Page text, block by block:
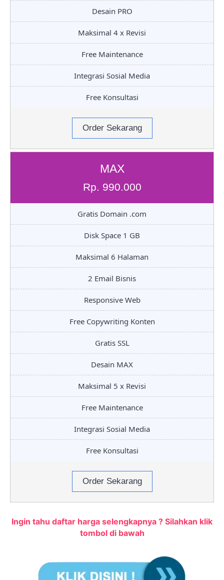
Desain PRO
Maksimal 4 x Revisi
Free Maintenance
Integrasi Sosial Media
Free Konsultasi
Order Sekarang
MAX
Rp. 990.000
Gratis Domain .com
Disk Space 1 GB
Maksimal 6 Halaman
2 Email Bisnis
Responsive Web
Free Copywriting Konten
Gratis SSL
Desain MAX
Maksimal 5 x Revisi
Free Maintenance
Integrasi Sosial Media
Free Konsultasi
Order Sekarang
Ingin tahu daftar harga selengkapnya ? Silahkan klik
tombol di bawah